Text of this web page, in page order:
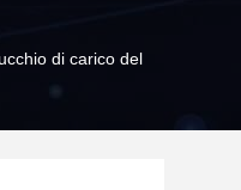
di carico del